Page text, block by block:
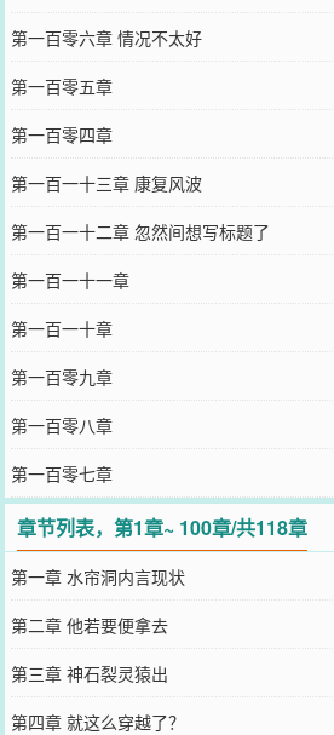
第一百零六章 情况不太好
第一百零五章
第一百零四章
第一百一十三章 康复风波
第一百一十二章 忽然间想写标题了
第一百一十一章
第一百一十章
第一百零九章
第一百零八章
第一百零七章
章节列表，第1章~ 100章/共118章
第一章 水帘洞内言现状
第二章 他若要便拿去
第三章 神石裂灵猿出
第四章 就这么穿越了？